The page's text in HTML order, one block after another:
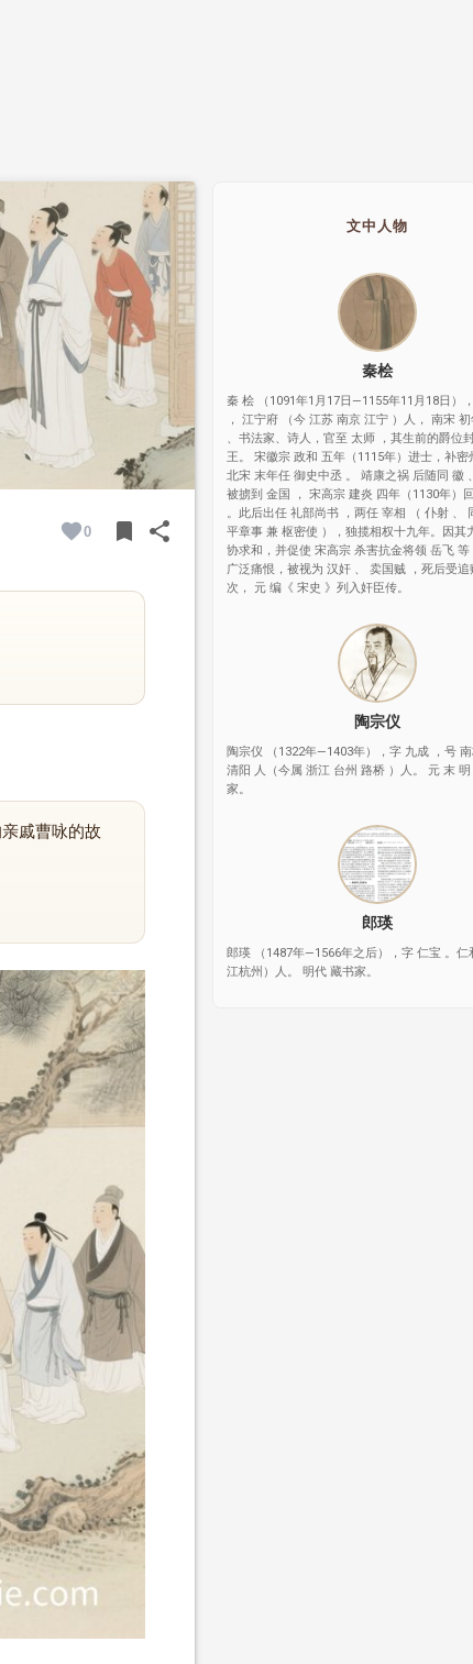
0 bookmarkBOOKMARK
shareSHARE
戚曹咏的故
文中人物
秦桧
秦 桧 （1091年1月17日—1155年11月18日）
， 江宁府 （今 江苏 南京 江宁 ）人， 南宋
、书法家、诗人，官至 太师 ，其生前的爵位
王。 宋徽宗 政和 五年（1115年）进士，补密
北宋 末年任 御史中丞 。 靖康之祸 后随同 徽
被掳到 金国 ， 宋高宗 建炎 四年（1130年）
。此后出任 礼部尚书 ，两任 宰相 （ 仆射 、
平章事 兼 枢密使 ），独揽相权十九年。因其
协求和，并促使 宋高宗 杀害抗金将领 岳飞 等
广泛痛恨，被视为 汉奸 、 卖国贼 ，死后受追
次， 元 编《 宋史 》列入奸臣传。
陶宗仪
陶宗仪 （1322年—1403年），字 九成 ，号
清阳 人（今属 浙江 台州 路桥 ）人。 元 末
家。
郎瑛
郎瑛 （1487年—1566年之后），字 仁宝 。仁
江杭州）人。 明代 藏书家。